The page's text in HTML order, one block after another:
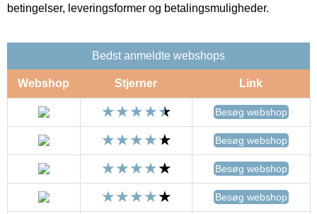
betingelser, leveringsformer og betalingsmuligheder.
Bedst anmeldte webshops
Webshop Stjerner Link
Besøg webshop
Besøg webshop
Besøg webshop
Besøg webshop